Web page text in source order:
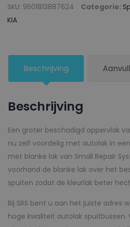
Blanke
lak
REMINGTON
-
aantal
SKU: 9501813887624 Categorie:
KIA
Beschrijving
Beschrijving
Een groter beschadigd oppervlak
nu zelf voordelig met autolak in
met blanke lak van Small Repair
voorhand de blanke lak over het
spuiten zodat de kleurlak beter
Bij SRS bent u aan het juiste adres
hoge kwaliteit autolak spuitbussen.